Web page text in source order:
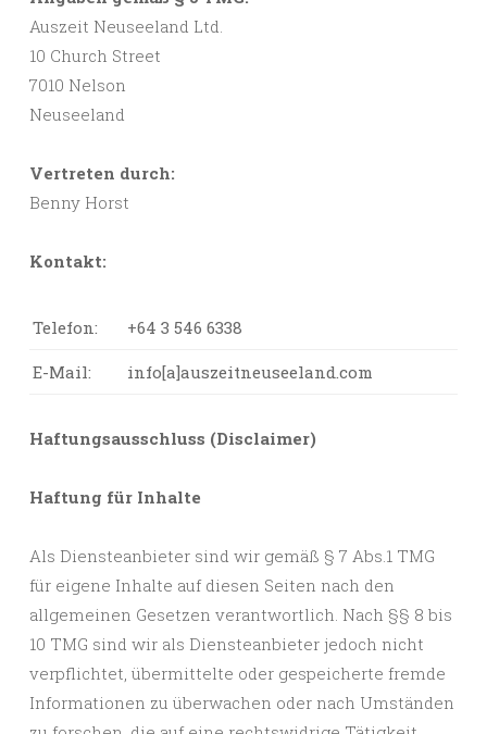
Auszeit Neuseeland Ltd.
10 Church Street
7010 Nelson
Neuseeland
Vertreten durch:
Benny Horst
Kontakt:
Telefon: +64 3 546 6338
E-Mail: info[a]auszeitneuseeland.com
Haftungsausschluss (Disclaimer)
Haftung für Inhalte
Als Diensteanbieter sind wir gemäß § 7 Abs.1 TMG
für eigene Inhalte auf diesen Seiten nach den
allgemeinen Gesetzen verantwortlich. Nach §§ 8 bis
10 TMG sind wir als Diensteanbieter jedoch nicht
verpflichtet, übermittelte oder gespeicherte fremde
Informationen zu überwachen oder nach Umständen